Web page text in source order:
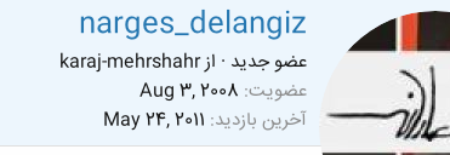
narges_delangiz
عضو جدید · ازkaraj-mehrshahr
عضویت Aug 3, 2008
آخرین بازدید May 24, 2011